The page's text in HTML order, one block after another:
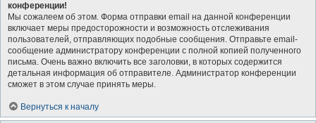
конференции!
Мы сожалеем об этом. Форма отправки email на данной конференции
включает меры предосторожности и возможность отслеживания
пользователей, отправляющих подобные сообщения. Отправьте email-
сообщение администратору конференции с полной копией полученного
письма. Очень важно включить все заголовки, в которых содержится
детальная информация об отправителе. Администратор конференции
сможет в этом случае принять меры.
Вернуться к началу